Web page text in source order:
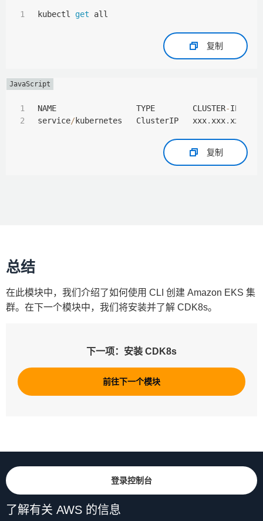
kubectl get all
复制
NAME                 TYPE        CLUSTER-IP
service/kubernetes   ClusterIP   xxx. xxx. xxx
复制
总结
在此模块中，我们介绍了如何使用 CLI 创建 Amazon EKS 集
群。在下一个模块中，我们将安装并了解 CDK8s。
下一项：安装 CDK8s
前往下一个模块
登录控制台
了解有关 AWS 的信息